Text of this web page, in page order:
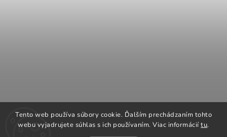
Tento web používa súbory cookie. Ďalším prechádzaním tohto
webu vyjadrujete súhlas s ich používaním. Viac informáciítu.
ROMOTOP Kachle a vložky
NAPOLEON grily